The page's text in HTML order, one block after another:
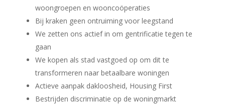
woongroepen en wooncoöperaties
Bij kraken geen ontruiming voor leegstand
We zetten ons actief in om gentrificatie tegen te
gaan
We kopen als stad vastgoed op om dit te
transformeren naar betaalbare woningen
Actieve aanpak dakloosheid, Housing First
Bestrijden discriminatie op de woningmarkt